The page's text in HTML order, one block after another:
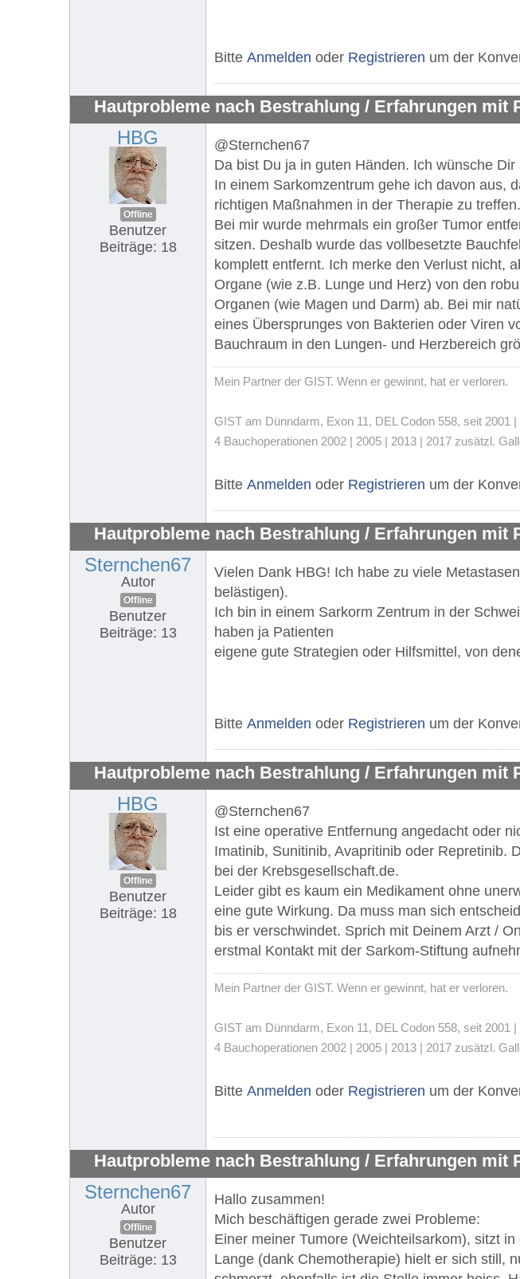
Bitte Anmelden oder Registrieren um der
Hautprobleme nach Bestrahlung / Erfahrungen mit
HBG
Offline
Benutzer
Beiträge: 18
@Sternchen67
Da bist Du ja in guten Händen. Ich wünsche Dir
In einem Sarkomzentrum gehe ich davon aus,
richtigen Maßnahmen in der Therapie zu treffen.
Bei mir wurde mehrmals ein großer Tumor
sitzen. Deshalb wurde das vollbesetzte
komplett entfernt. Ich merke den Verlust nicht,
Organe (wie z.B. Lunge und Herz) von den
Organen (wie Magen und Darm) ab. Bei mir
eines Übersprunges von Bakterien oder Viren
Bauchraum in den Lungen- und Herzbereich
Mein Partner der GIST. Wenn er gewinnt, hat er verloren.
GIST am Dünndarm, Exon 11, DEL Codon 558, seit 2001
4 Bauchoperationen 2002 | 2005 | 2013 | 2017 zusätzl.
Bitte Anmelden oder Registrieren um der
Hautprobleme nach Bestrahlung / Erfahrungen mit
Sternchen67
Autor
Offline
Benutzer
Beiträge: 13
Vielen Dank HBG! Ich habe zu viele
belästigen).
Ich bin in einem Sarkorm Zentrum in der
haben ja Patienten
eigene gute Strategien oder Hilfsmittel, von
Bitte Anmelden oder Registrieren um der
Hautprobleme nach Bestrahlung / Erfahrungen mit
HBG
Offline
Benutzer
Beiträge: 18
@Sternchen67
Ist eine operative Entfernung angedacht oder
Imatinib, Sunitinib, Avapritinib oder Repretinib.
bei der Krebsgesellschaft.de.
Leider gibt es kaum ein Medikament ohne
eine gute Wirkung. Da muss man sich
bis er verschwindet. Sprich mit Deinem Arzt /
erstmal Kontakt mit der Sarkom-Stiftung
Mein Partner der GIST. Wenn er gewinnt, hat er verloren.
GIST am Dünndarm, Exon 11, DEL Codon 558, seit 2001
4 Bauchoperationen 2002 | 2005 | 2013 | 2017 zusätzl.
Bitte Anmelden oder Registrieren um der
Hautprobleme nach Bestrahlung / Erfahrungen mit
Sternchen67
Autor
Offline
Benutzer
Beiträge: 13
Hallo zusammen!
Mich beschäftigen gerade zwei Probleme:
Einer meiner Tumore (Weichteilsarkom), sitzt
Lange (dank Chemotherapie) hielt er sich still,